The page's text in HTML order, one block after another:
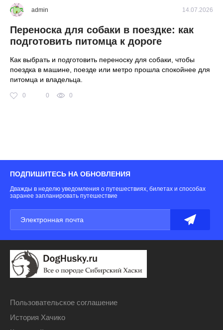
admin 14.07.2026
Переноска для собаки в поездке: как
подготовить питомца к дороге
Как выбрать и подготовить переноску для собаки, чтобы
поездка в машине, поезде или метро прошла спокойнее для
питомца и владельца.
0 0 0
ПОДПИШИТЕСЬ НА ОБНОВЛЕНИЯ
Дважды в неделю уведомления о путешествиях, билетах и способах
заранее запланировать путешествие
Пользовательское соглашение
История Хачико